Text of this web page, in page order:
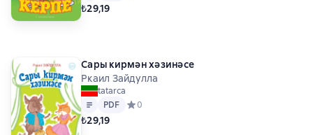
₺29,19
Сары кирмән хәзинәсе
Ркаил Зайдулла
tatarca
Metin
PDF
PDF Средний рейтинг 0 на основе 0 оценок
0
₺29,19